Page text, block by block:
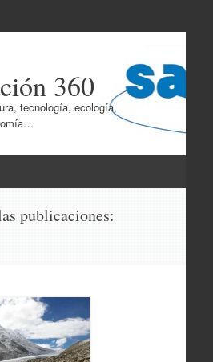
360
tecnología, ecología,
publicaciones: